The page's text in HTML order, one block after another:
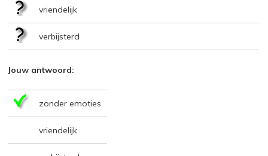
vriendelijk
verbijsterd
Jouw antwoord:
zonder emoties
vriendelijk